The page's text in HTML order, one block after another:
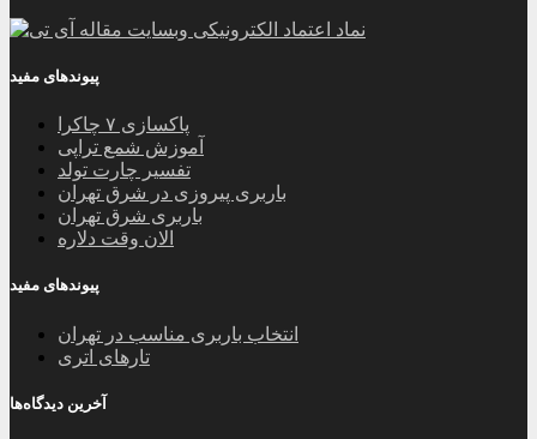
پیوندهای مفید
پاکسازی ۷ چاکرا
آموزش شمع تراپی
تفسیر چارت تولد
باربری پیروزی در شرق تهران
باربری شرق تهران
الان وقت دلاره
پیوندهای مفید
انتخاب باربری مناسب در تهران
تارهای اتری
آخرین دیدگاه‌ها